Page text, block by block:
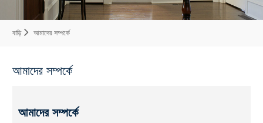
বাড়ি আমাদের সম্পর্কে
আমাদের সম্পর্কে
আমাদের সম্পর্কে